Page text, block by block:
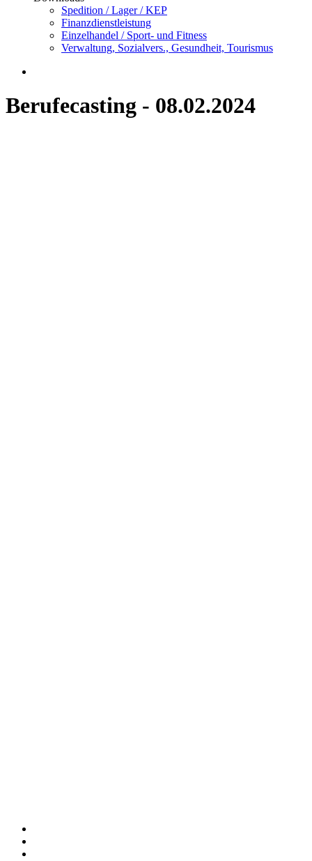
Spedition / Lager / KEP
Finanzdienstleistung
Einzelhandel / Sport- und Fitness
Verwaltung, Sozialvers., Gesundheit, Tourismus
Berufecasting - 08.02.2024